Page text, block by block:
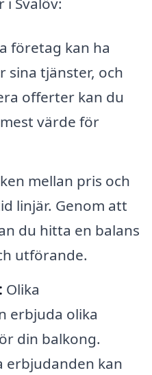
företag kan ha
sina tjänster, och
offerter kan du
värde för
mellan pris och
linjär. Genom att
du hitta en balans
utförande.
Olika
erbjuda olika
din balkong.
erbjudanden kan